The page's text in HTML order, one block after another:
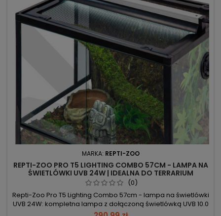
MARKA: REPTI-ZOO
REPTI-ZOO PRO T5 LIGHTING COMBO 57CM - LAMPA NA
ŚWIETLÓWKI UVB 24W | IDEALNA DO TERRARIUM
(0)
Repti-Zoo Pro T5 Lighting Combo 57cm - lampa na świetlówki
UVB 24W: kompletna lampa z dołączoną świetlówką UVB 10.0
i zestawem montażowym. Aluminiowy korpus z elektroniką